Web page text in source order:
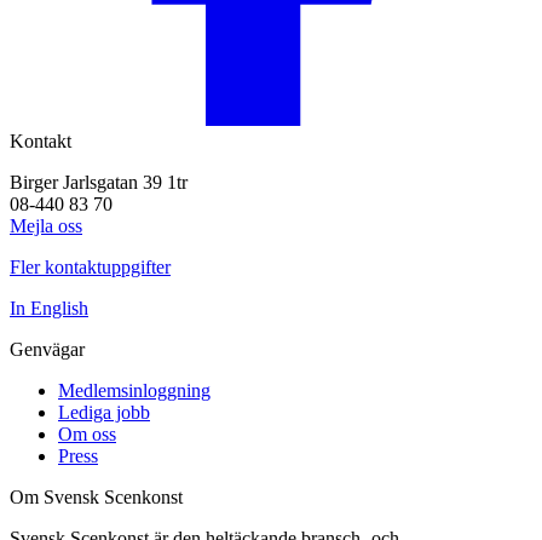
Kontakt
Birger Jarlsgatan 39 1tr
08-440 83 70
Mejla oss
Fler kontaktuppgifter
In English
Genvägar
Medlemsinloggning
Lediga jobb
Om oss
Press
Om Svensk Scenkonst